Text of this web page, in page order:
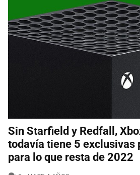
Sin Starfield y Redfall,
todavía tiene 5 exclusivas
para lo que resta de 2022